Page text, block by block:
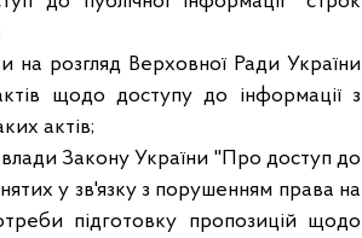
на розгляд Верховної Ради України
щодо доступу до інформації з
актів;
Закону України "Про доступ до
у зв'язку з порушенням права на
підготовку пропозицій щодо